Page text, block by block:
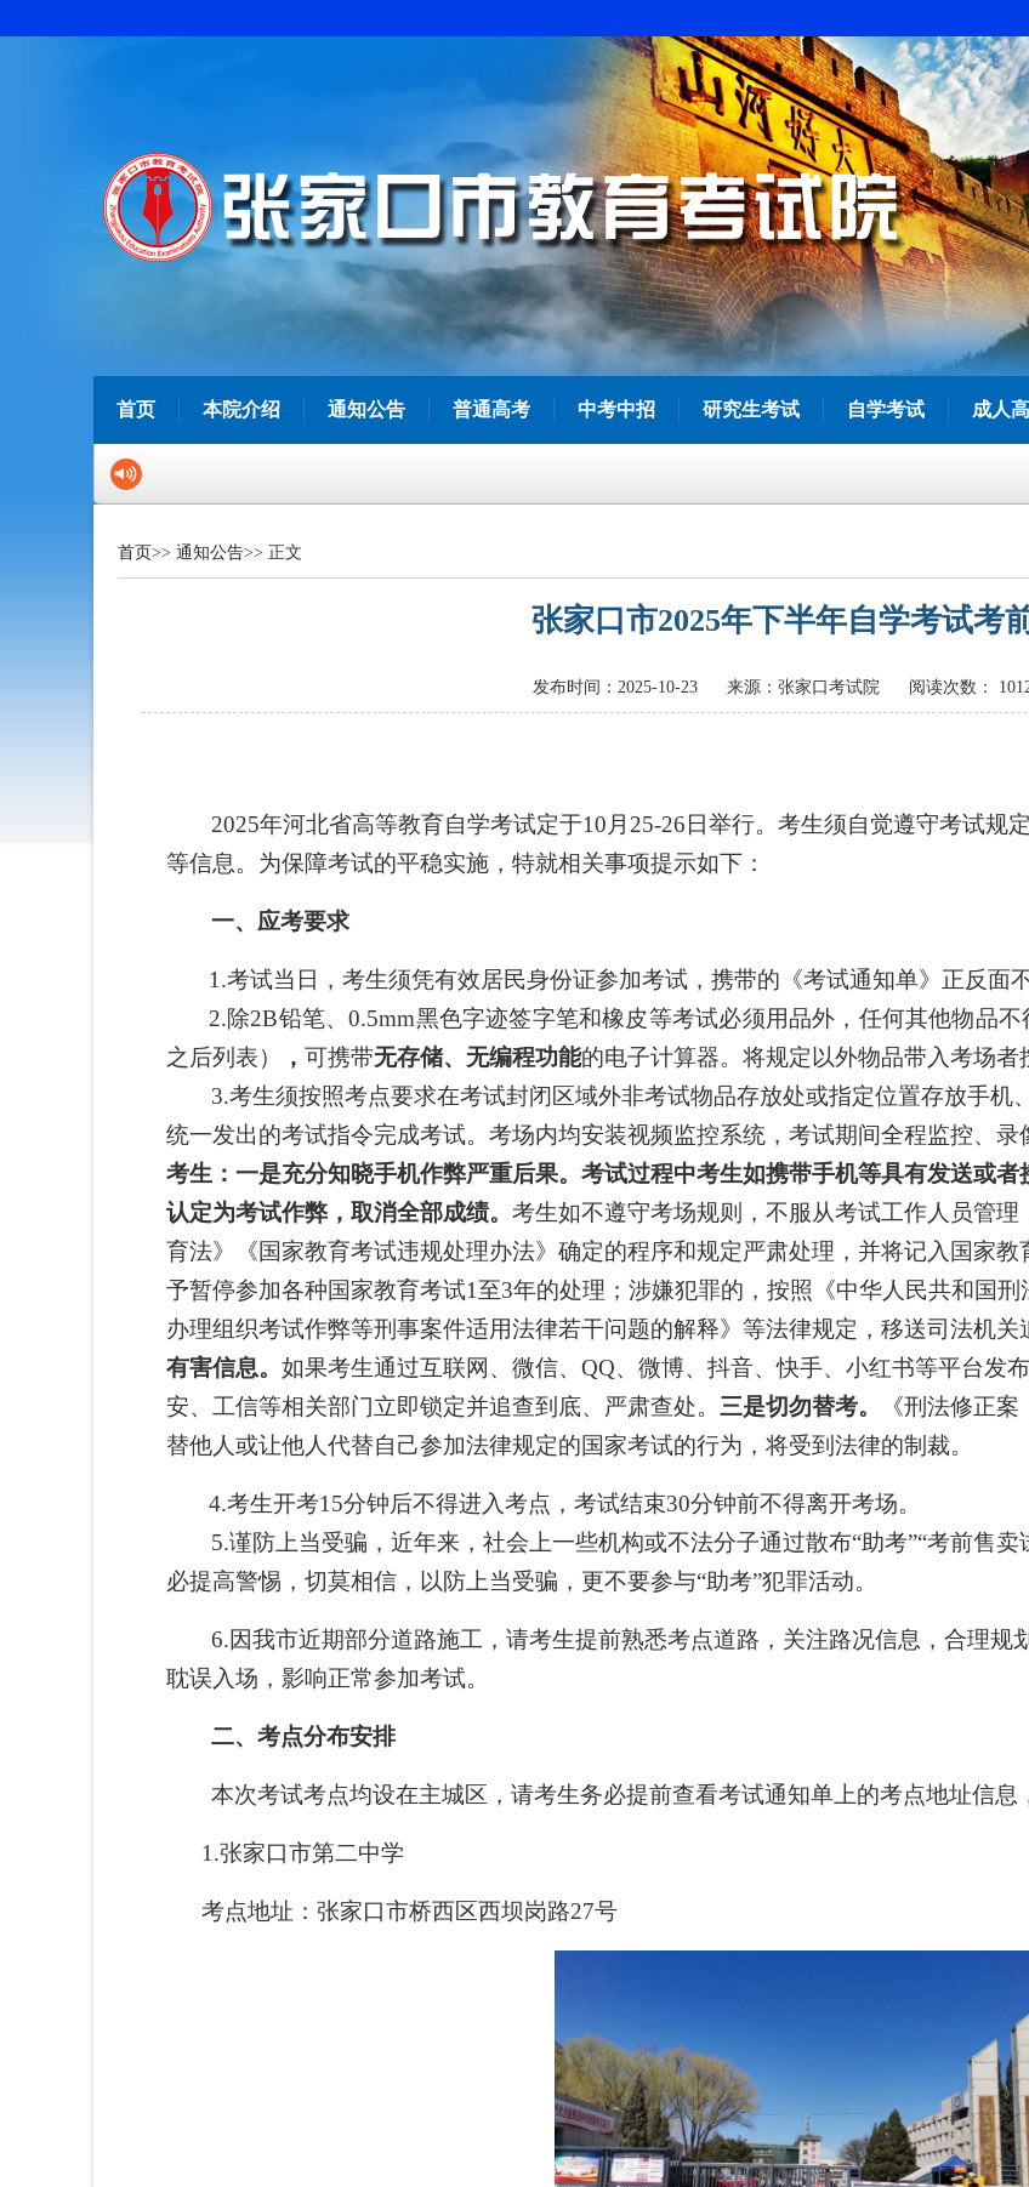
首页 本院介绍 通知公告 普通高考 中考中招 研究生考试 自学考试 成人
首页>> 通知公告>> 正文
张家口市2025年下半年自学考试考
发布时间：2025-10-23 来源：张家口考试院 阅读次数：
2025年河北省高等教育自学考试定于10月 25-26 日举行。 考生须自觉遵守考试规
等信息。 为保障考试的平稳实施，特就相关事项提示如下：
一、应考要求
1.考试当日，考生须凭有效居民身份证参加考试，携带的《考试通知单》正反面
2.除2B铅笔、0.5mm黑色字迹签字笔和橡皮等考试必须用品外，任何其他物品不
之后列表）
， 可携带无存储、无编程功能的电子计算器。 将规定以外物品带入考场者
3.考生须按照考点要求在考试封闭区域外非考试物品存放处或指定位置存放手机
统一发出的考试指令完成考试。考场内均安装视频监控系统，考试期间全程监控、录
考生：一是充分知晓手机作弊严重后果。考试过程中考生如携带手机等具有发送或
认定为考试作弊，取消全部成绩。 考生如不遵守考场规则，不服从考试工作人员管
育法》《国家教育考试违规处理办法》确定的程序和规定严肃处理，并将记入国家
予暂停参加各种国家教育考试1至3年的处理；涉嫌犯罪的，按照《中华人民共和国
办理组织考试作弊等刑事案件适用法律若干问题的解释》等法律规定，移送司法机关
有害信息。 如果考生通过互联网、微信、 QQ、微博、抖音、快手、小红书等平台发
安、工信等相关部门立即锁定并追查到底、严肃查处。 三是切勿替考。
《刑法修正
替他人或让他人代替自己参加法律规定的国家考试的行为，将受到法律的制裁。
4.考生开考15分钟后不得进入考点，考试结束30分钟前不得离开考场。
5.谨防上当受骗，近年来，社会上一些机构或不法分子通过散布“助考”“考前售
必提高警惕，切莫相信，以防上当受骗，更不要参与“助考”犯罪活动。
6.因我市近期部分道路施工，请考生提前熟悉考点道路，关注路况信息，合理规
耽误入场，影响正常参加考试。
二、考点分布安排
本次考试考点均设在主城区， 请考生务必提前查看考试通知单 上的考点地址信
1.张家口市第二中学
考点地址：张家口市桥西区西坝岗路27号